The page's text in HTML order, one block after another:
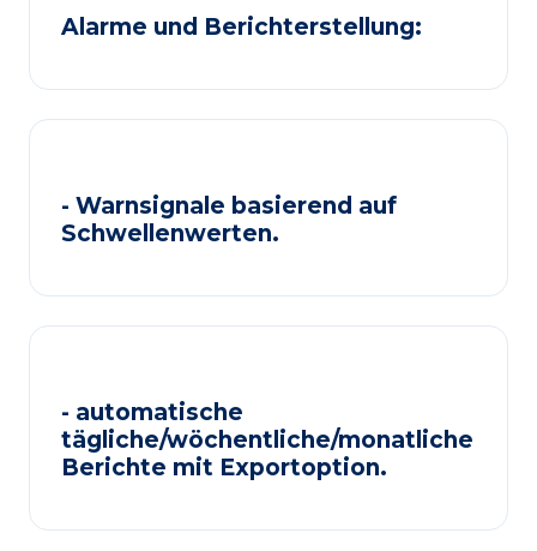
Alarme und Berichterstellung:
- Warnsignale basierend auf
Schwellenwerten.
- automatische
tägliche/wöchentliche/monatliche
Berichte mit Exportoption.